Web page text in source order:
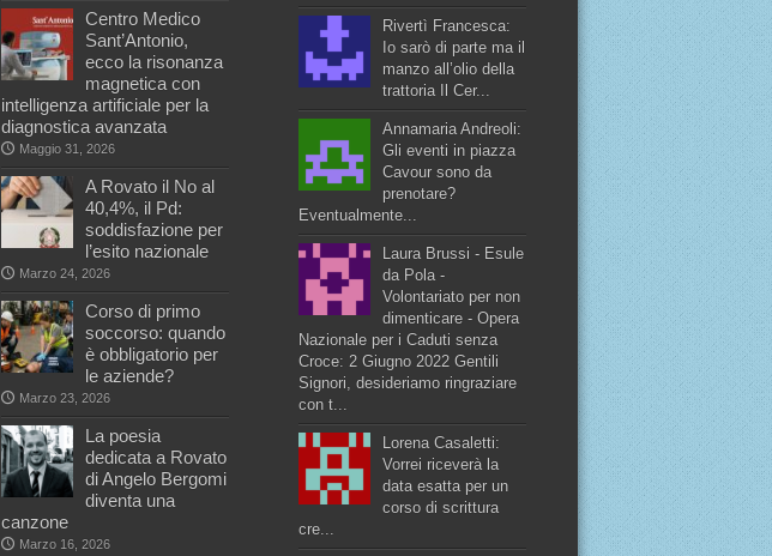
Centro Medico
Sant’Antonio,
ecco la risonanza
magnetica con
intelligenza artificiale per la
diagnostica avanzata
Maggio 31, 2026
A Rovato il No al
40,4%, il Pd:
soddisfazione per
l’esito nazionale
Marzo 24, 2026
Corso di primo
soccorso: quando
è obbligatorio per
le aziende?
Marzo 23, 2026
La poesia
dedicata a Rovato
di Angelo Bergomi
diventa una
canzone
Marzo 16, 2026
Rivertì Francesca:
Io sarò di parte ma il
manzo all’olio della
trattoria Il Cer...
Annamaria Andreoli:
Gli eventi in piazza
Cavour sono da
prenotare?
Eventualmente...
Laura Brussi - Esule
da Pola -
Volontariato per non
dimenticare - Opera
Nazionale per i Caduti senza
Croce: 2 Giugno 2022 Gentili
Signori, desideriamo ringraziare
con t...
Lorena Casaletti:
Vorrei riceverà la
data esatta per un
corso di scrittura
cre...